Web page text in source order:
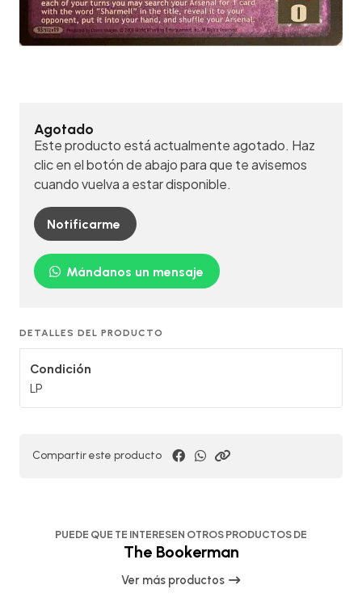
Agotado
Este producto está actualmente agotado. Haz
clic en el botón de abajo para que te avisemos
cuando vuelva a estar disponible.
Notificarme
Mándanos un mensaje
DETALLES DEL PRODUCTO
Condición
LP
Compartir este producto
PUEDE QUE TE INTERESEN OTROS PRODUCTOS DE
The Bookerman
Ver más productos